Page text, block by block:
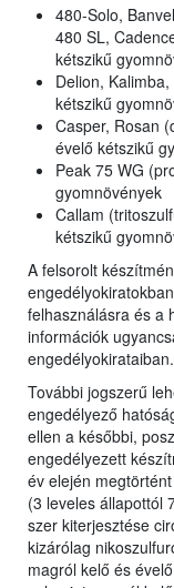
480-Solo,
480 SL,
kétszikű
Delion,
kétszikű
Casper, Rosan
évelő kétszikű
Peak 75 WG
gyomnövények
Callam
kétszikű
A felsorolt
felhasználásra és a
információk
engedélyokirataiban.
További jogszerű
engedélyező
ellen a későbbi,
engedélyezett
év elején
(3 leveles állapottól
szer kiterjesztése
kizárólag
magról kelő és